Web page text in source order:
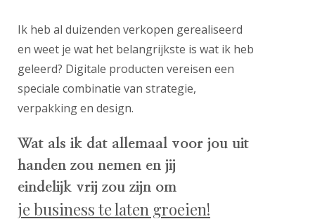
Ik heb al duizenden verkopen gerealiseerd
en weet je wat het belangrijkste is wat ik heb
geleerd? Digitale producten vereisen een
speciale combinatie van strategie,
verpakking en design.
Wat als ik dat allemaal voor jou uit
handen zou nemen en jij
eindelijk vrij zou zijn om
je business te laten groeien!